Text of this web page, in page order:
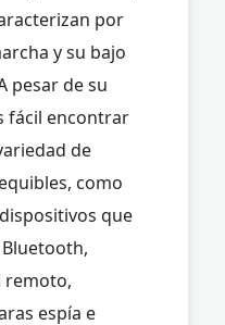
por
y su bajo
pesar de su
fácil encontrar
de
como
que
remoto,
espía e